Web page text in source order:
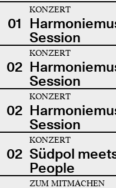
01
KONZERT
Session
02
KONZERT
Session
02
KONZERT
Session
02
KONZERT
Südpol
People
ZUM MITMACHEN